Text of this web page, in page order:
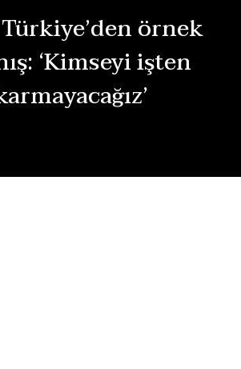
örnek
‘Kimseyi işten